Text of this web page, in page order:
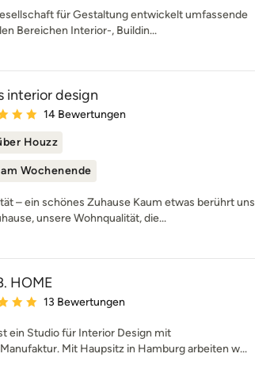
für Gestaltung entwickelt umfassende
Bereichen Interior-, Buildin...
interior design
Bewertung: 5 von 5 Sternen
14 Bewertungen
Houzz
Wochenende
– ein schönes Zuhause Kaum etwas berührt uns
unsere Wohnqualität, die...
HOME
Bewertung: 5 von 5 Sternen
13 Bewertungen
ein Studio für Interior Design mit
Mit Haupsitz in Hamburg arbeiten w...